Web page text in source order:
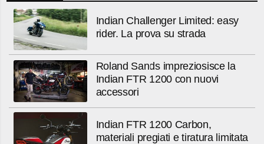
Indian Challenger Limited: easy
rider. La prova su strada
Roland Sands impreziosisce la
Indian FTR 1200 con nuovi
accessori
Indian FTR 1200 Carbon,
materiali pregiati e tiratura limitata